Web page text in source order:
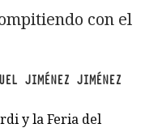
con el
JIMÉNEZ JIMÉNEZ
y la Feria del